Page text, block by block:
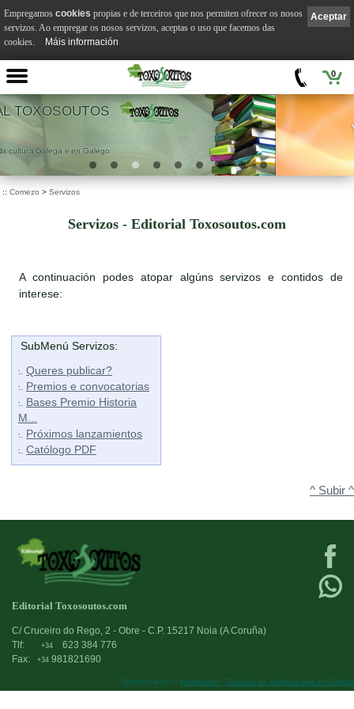
0
VILA SUÁREZ
:: Comezo > Servizos
Servizos - Editorial Toxosoutos.com
A continuación podes atopar algúns servizos e contidos de
interese:
SubMenú Servizos:
:. Queres publicar?
:. Premios e convocatorias
:.
Bases Premio Historia
M...
:. Próximos lanzamientos
:. Católogo PDF
^ Subir ^
Editorial Toxosoutos.com
C/ Cruceiro do Rego, 2 - Obre - C.P. 15217 Noia (A Coruña)
Tlf:
+34
623 384 776
Fax:
+34 981821690
Deseño web:-> kantaronet - Deseño de páxinas web en Galicia
Aceptar
Empregamos cookies propias e de terceiros que nos permiten ofrecer os nosos
servizos. Ao empregar os nosos servizos, aceptas o uso que facemos das
cookies.
Máis información